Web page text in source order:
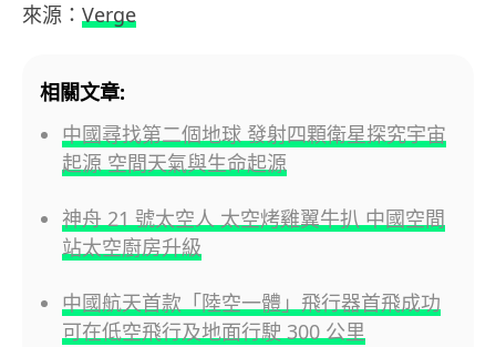
來源： Verge
相關文章:
中國尋找第二個地球 發射四顆衛星探究宇宙
起源 空間天氣與生命起源
神舟 21 號太空人 太空烤雞翼牛扒 中國空間
站太空廚房升級
中國航天首款「陸空一體」飛行器首飛成功
可在低空飛行及地面行駛 300 公里